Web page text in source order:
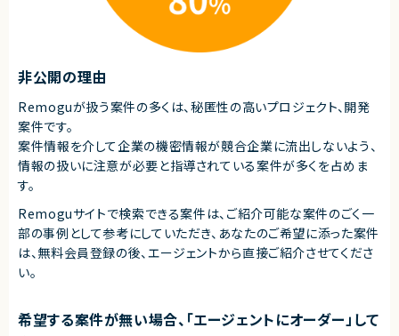
非公開の理由
Remoguが扱う案件の多くは、秘匿性の高いプロジェクト、開発
案件です。
案件情報を介して企業の機密情報が競合企業に流出しないよう、
情報の扱いに注意が必要と指導されている案件が多くを占めま
す。
Remoguサイトで検索できる案件は、ご紹介可能な案件のごく一
部の事例として参考にしていただき、 あなたのご希望に添った案件
は、無料会員登録の後、エージェントから直接ご紹介させてくださ
い。
希望する案件が無い場合、「エージェントにオーダー」して